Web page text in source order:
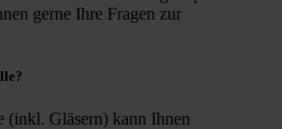
gerne Ihre Fragen zur
(inkl. Gläsern) kann Ihnen